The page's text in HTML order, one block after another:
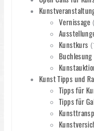
Vernissage
Kunstkurs
Buchlesung
Kunst Tipps und
Tipps für
Tipps für